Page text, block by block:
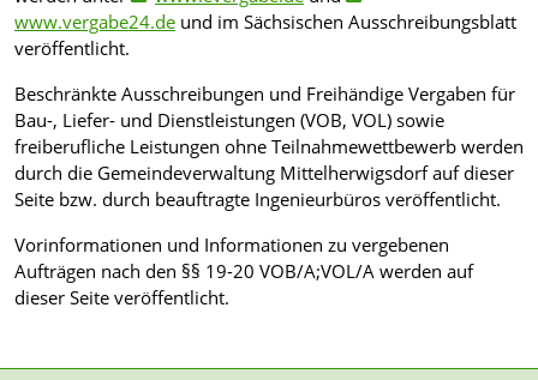
www.vergabe24.de und im Sächsischen Ausschreibungsblatt
veröffentlicht.
Beschränkte Ausschreibungen und Freihändige Vergaben für
Bau-, Liefer- und Dienstleistungen (VOB, VOL) sowie
freiberufliche Leistungen ohne Teilnahmewettbewerb werden
durch die Gemeindeverwaltung Mittelherwigsdorf auf dieser
Seite bzw. durch beauftragte Ingenieurbüros veröffentlicht.
Vorinformationen und Informationen zu vergebenen
Aufträgen nach den §§ 19-20 VOB/A;VOL/A werden auf
dieser Seite veröffentlicht.